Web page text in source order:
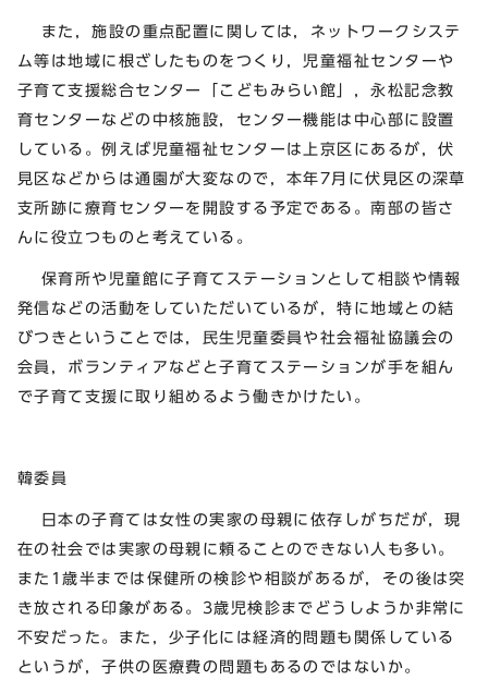
また，施設の重点配置に関しては，ネットワークシステ
ム等は地域に根ざしたものをつくり，児童福祉センターや
子育て支援総合センター「こどもみらい館」，永松記念教
育センターなどの中核施設，センター機能は中心部に設置
している。例えば児童福祉センターは上京区にあるが，伏
見区などからは通園が大変なので，本年7月に伏見区の深草
支所跡に療育センターを開設する予定である。南部の皆さ
んに役立つものと考えている。
保育所や児童館に子育てステーションとして相談や情報
発信などの活動をしていただいているが，特に地域との結
びつきということでは，民生児童委員や社会福祉協議会の
会員，ボランティアなどと子育てステーションが手を組ん
で子育て支援に取り組めるよう働きかけたい。
韓委員
日本の子育ては女性の実家の母親に依存しがちだが，現
在の社会では実家の母親に頼ることのできない人も多い。
また1歳半までは保健所の検診や相談があるが，その後は突
き放される印象がある。3歳児検診までどうしようか非常に
不安だった。また，少子化には経済的問題も関係している
というが，子供の医療費の問題もあるのではないか。